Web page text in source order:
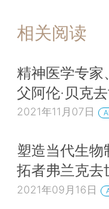
相关阅读
精神医学专家
父阿伦·贝克
2021年11月07日
塑造当代生物
拓者弗兰克
2021年09月16日